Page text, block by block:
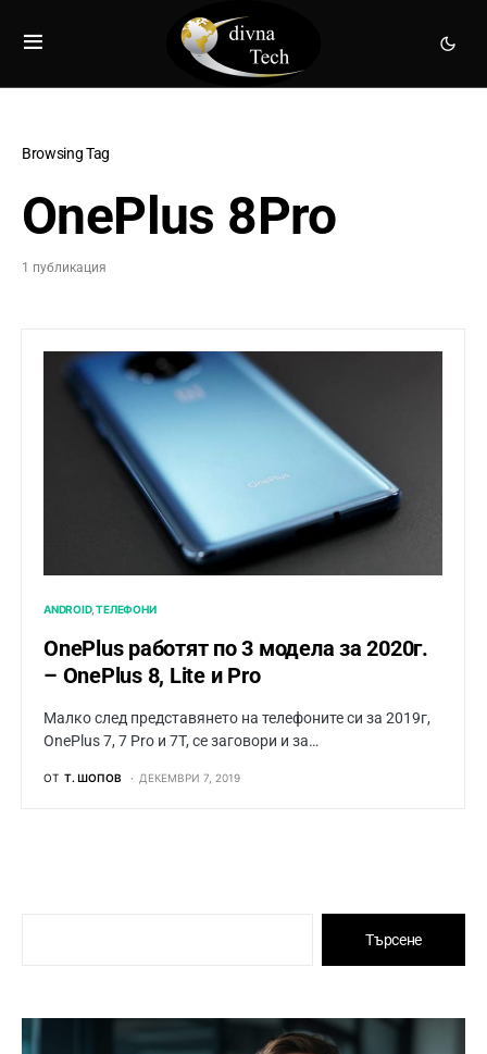
Browsing Tag
OnePlus 8Pro
1 публикация
ANDROID ТЕЛЕФОНИ
OnePlus работят по 3 модела за 2020г.
– OnePlus 8, Lite и Pro
Малко след представянето на телефоните си за 2019г,
OnePlus 7, 7 Pro и 7T, се заговори и за…
ОТ Т. ШОПОВ ДЕКЕМВРИ 7, 2019
Търсене